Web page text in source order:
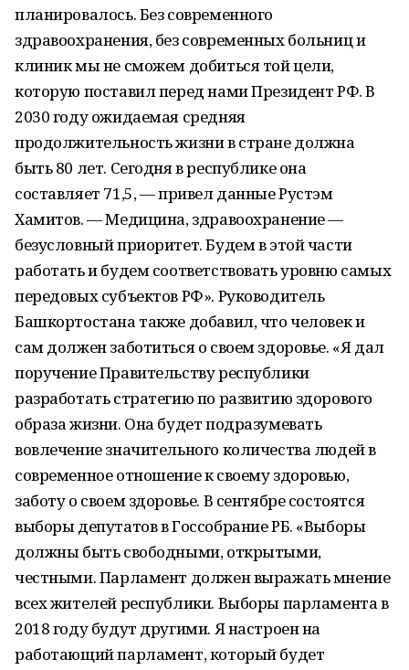
планировалось. Без современного
здравоохранения, без современных больниц и
клиник мы не сможем добиться той цели,
которую поставил перед нами Президент РФ. В
2030 году ожидаемая средняя
продолжительность жизни в стране должна
быть 80 лет. Сегодня в республике она
составляет 71,5, — привел данные Рустэм
Хамитов. — Медицина, здравоохранение —
безусловный приоритет. Будем в этой части
работать и будем соответствовать уровню самых
передовых субъектов РФ». Руководитель
Башкортостана также добавил, что человек и
сам должен заботиться о своем здоровье. «Я дал
поручение Правительству республики
разработать стратегию по развитию здорового
образа жизни. Она будет подразумевать
вовлечение значительного количества людей в
современное отношение к своему здоровью,
заботу о своем здоровье. В сентябре состоятся
выборы депутатов в Госсобрание РБ. «Выборы
должны быть свободными, открытыми,
честными. Парламент должен выражать мнение
всех жителей республики. Выборы парламента в
2018 году будут другими. Я настроен на
работающий парламент, который будет